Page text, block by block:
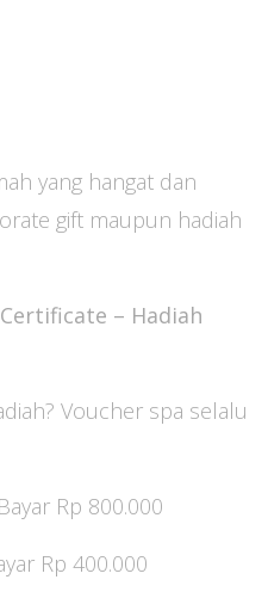
yang hangat dan
gift maupun hadiah
– Hadiah
Voucher spa selalu
Rp 800.000
Rp 400.000